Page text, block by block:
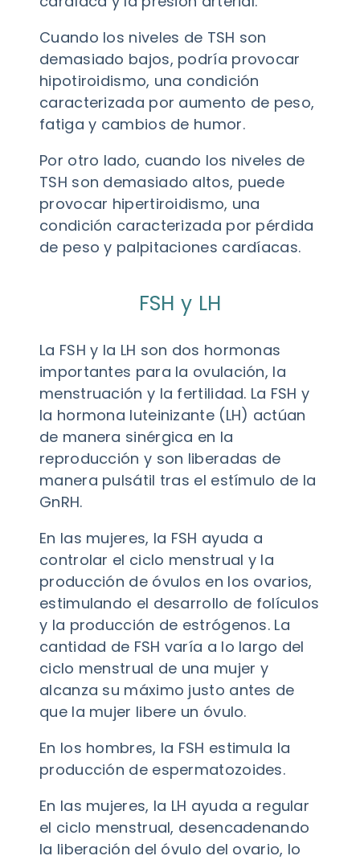
Cuando los niveles de TSH son
demasiado bajos, podría provocar
hipotiroidismo, una condición
caracterizada por aumento de peso,
fatiga y cambios de humor.
Por otro lado, cuando los niveles de
TSH son demasiado altos, puede
provocar hipertiroidismo, una
condición caracterizada por pérdida
de peso y palpitaciones cardíacas.
FSH y LH
La FSH y la LH son dos hormonas
importantes para la ovulación, la
menstruación y la fertilidad. La FSH y
la hormona luteinizante (LH) actúan
de manera sinérgica en la
reproducción y son liberadas de
manera pulsátil tras el estímulo de la
GnRH.
En las mujeres, la FSH ayuda a
controlar el ciclo menstrual y la
producción de óvulos en los ovarios,
estimulando el desarrollo de folículos
y la producción de estrógenos. La
cantidad de FSH varía a lo largo del
ciclo menstrual de una mujer y
alcanza su máximo justo antes de
que la mujer libere un óvulo.
En los hombres, la FSH estimula la
producción de espermatozoides.
En las mujeres, la LH ayuda a regular
el ciclo menstrual, desencadenando
la liberación del óvulo del ovario, lo